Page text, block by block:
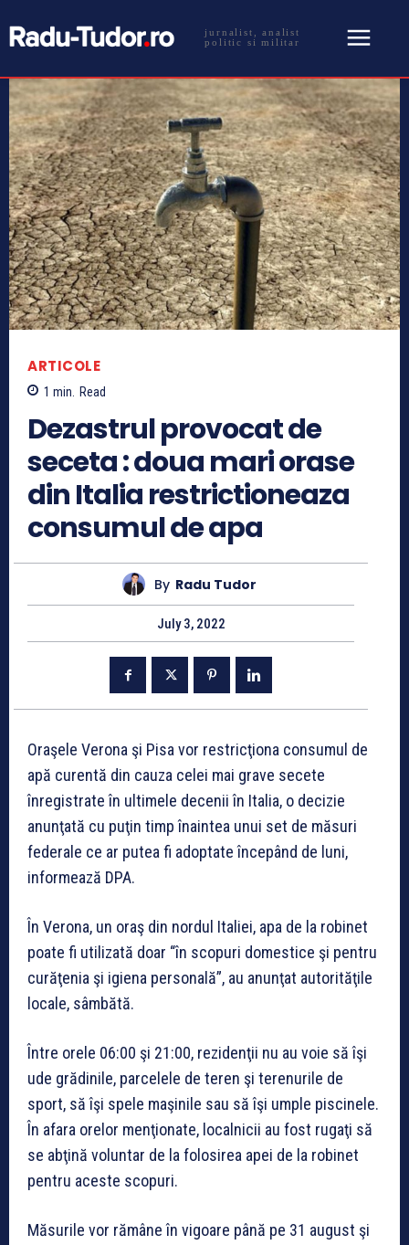
jurnalist, analist
politic si militar
ARTICOLE
1 min. Read
Dezastrul provocat de
seceta : doua mari orase
din Italia restrictioneaza
consumul de apa
By Radu Tudor
July 3, 2022
Oraşele Verona şi Pisa vor restricţiona consumul de
apă curentă din cauza celei mai grave secete
înregistrate în ultimele decenii în Italia, o decizie
anunţată cu puţin timp înaintea unui set de măsuri
federale ce ar putea fi adoptate începând de luni,
informează DPA.
În Verona, un oraş din nordul Italiei, apa de la robinet
poate fi utilizată doar “în scopuri domestice şi pentru
curăţenia şi igiena personală”, au anunţat autorităţile
locale, sâmbătă.
Între orele 06:00 şi 21:00, rezidenţii nu au voie să îşi
ude grădinile, parcelele de teren şi terenurile de
sport, să îşi spele maşinile sau să îşi umple piscinele.
În afara orelor menţionate, localnicii au fost rugaţi să
se abţină voluntar de la folosirea apei de la robinet
pentru aceste scopuri.
Măsurile vor rămâne în vigoare până pe 31 august şi